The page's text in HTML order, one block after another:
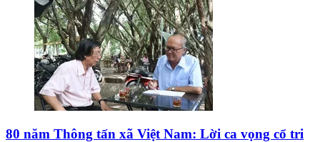
80 năm Thông tấn xã Việt Nam: Lời ca vọng cổ tri